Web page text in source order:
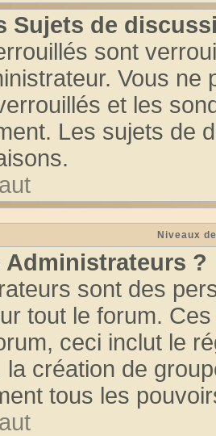
Sujets de
sont
Vous
et les
Les sujets de
Niveaux
Administrateurs ?
sont des
tout le forum.
ceci inclut le
la création de
tous les